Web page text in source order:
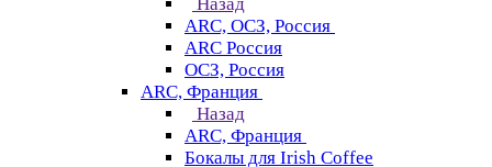
ARC, ОСЗ, Россия
ARC Россия
ОСЗ, Россия
ARC, Франция
Назад
ARC, Франция
Бокалы для Irish Coffee